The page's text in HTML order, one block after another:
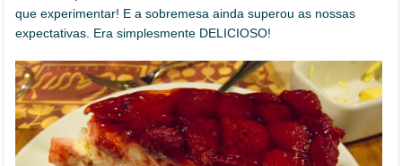
que experimentar! E a sobremesa ainda superou as nossas
expectativas. Era simplesmente DELICIOSO!